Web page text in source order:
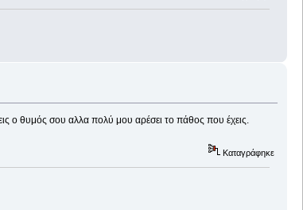
ο θυμός σου αλλα πολύ μου αρέσει το πάθος που έχεις.
Καταγράφηκε